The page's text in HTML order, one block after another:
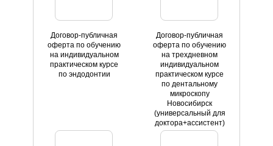
Договор-публичная
оферта по обучению
на трехдневном
индивидуальном
практическом курсе
по дентальному
микроскопу
Новосибирск
(универсальный для
доктора+ассистент)
Договор-публичная
оферта по обучению
на индивидуальном
практическом курсе
по эндодонтии